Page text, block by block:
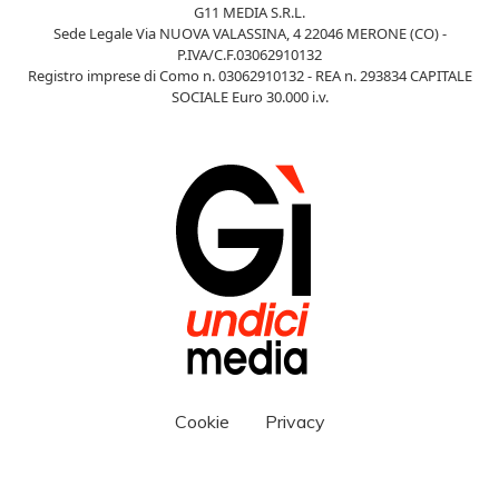
G11 MEDIA S.R.L.
Sede Legale Via NUOVA VALASSINA, 4 22046 MERONE (CO) -
P.IVA/C.F.03062910132
Registro imprese di Como n. 03062910132 - REA n. 293834 CAPITALE
SOCIALE Euro 30.000 i.v.
Cookie Privacy